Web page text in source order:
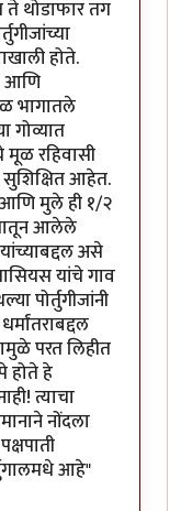
ते थोडाफार तग
होते.
आणि
भागातले
गोव्यात
रहिवासी
आहेत.
आणि मुले ही १/२
आलेले
असे
यांचे गाव
पोर्तुगीजांनी
परत लिहीत
होते हे
त्याचा
नोंदला
आहे"